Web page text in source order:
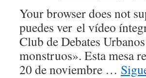
Your browser does not
puedes ver el vídeo
Club de Debates
monstruos». Esta mesa
20 de noviembre …